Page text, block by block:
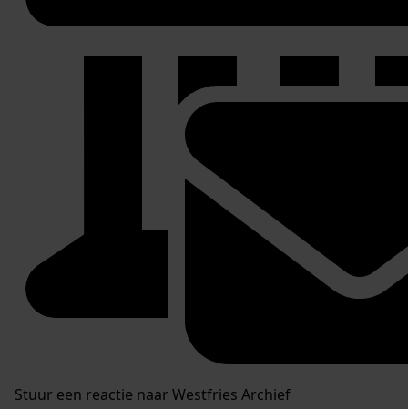
Stuur een reactie naar Westfries Archief